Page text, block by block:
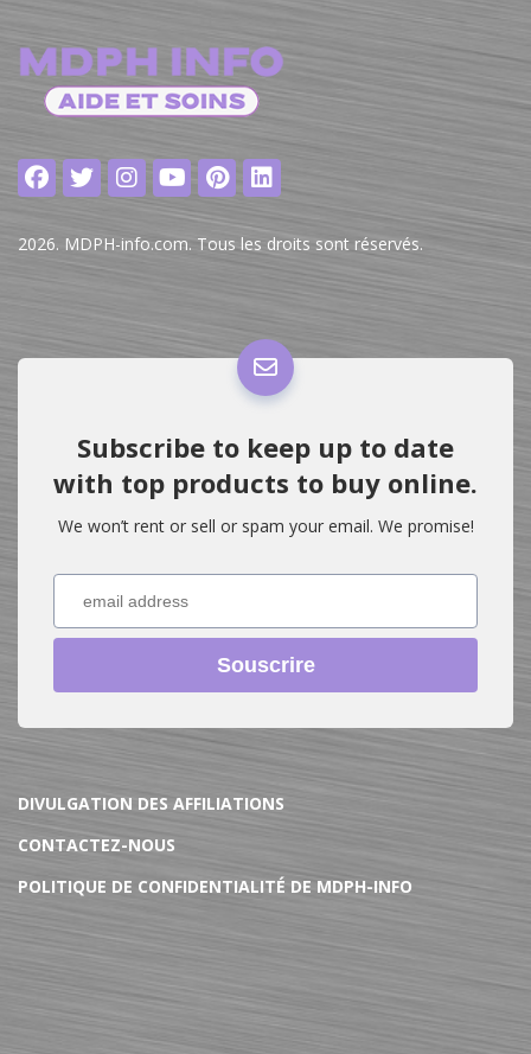
2026. MDPH-info.com. Tous les droits sont réservés.
Subscribe to keep up to date
with top products to buy online.
We won’t rent or sell or spam your email. We promise!
Souscrire
DIVULGATION DES AFFILIATIONS
CONTACTEZ-NOUS
POLITIQUE DE CONFIDENTIALITÉ DE MDPH-INFO